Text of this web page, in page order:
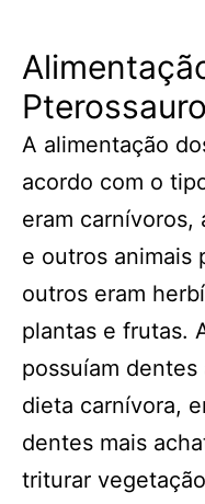
A alimentação
acordo com o
eram
e outros animais
outros eram
plantas e frutas.
possuíam
dieta carnívora,
dentes mais
triturar